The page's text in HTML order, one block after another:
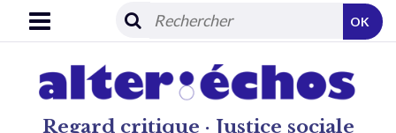
Regard critique · Justice sociale
OK